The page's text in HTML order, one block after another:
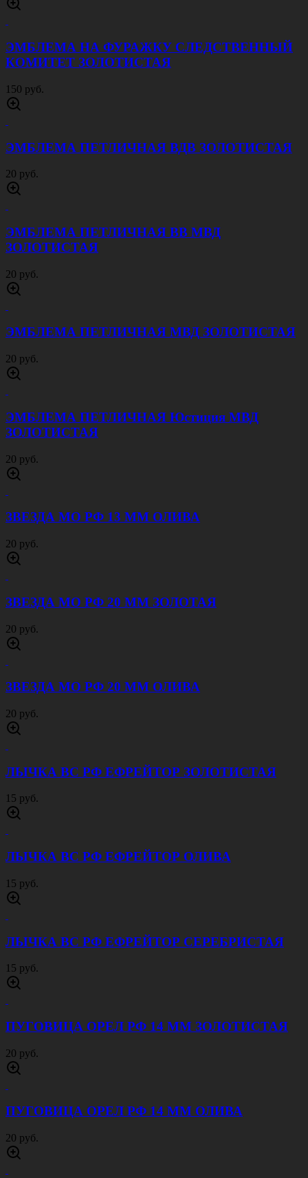
ЭМБЛЕМА НА ФУРАЖКУ СЛЕДСТВЕННЫЙ
КОМИТЕТ ЗОЛОТИСТАЯ
150 руб.
ЭМБЛЕМА ПЕТЛИЧНАЯ ВДВ ЗОЛОТИСТАЯ
20 руб.
ЭМБЛЕМА ПЕТЛИЧНАЯ ВВ МВД
ЗОЛОТИСТАЯ
20 руб.
ЭМБЛЕМА ПЕТЛИЧНАЯ МВД ЗОЛОТИСТАЯ
20 руб.
ЭМБЛЕМА ПЕТЛИЧНАЯ Юстиция МВД
ЗОЛОТИСТАЯ
20 руб.
ЗВЕЗДА МО РФ 13 ММ ОЛИВА
20 руб.
ЗВЕЗДА МО РФ 20 ММ ЗОЛОТАЯ
20 руб.
ЗВЕЗДА МО РФ 20 ММ ОЛИВА
20 руб.
ЛЫЧКА ВС РФ ЕФРЕЙТОР ЗОЛОТИСТАЯ
15 руб.
ЛЫЧКА ВС РФ ЕФРЕЙТОР ОЛИВА
15 руб.
ЛЫЧКА ВС РФ ЕФРЕЙТОР СЕРЕБРИСТАЯ
15 руб.
ПУГОВИЦА ОРЕЛ РФ 14 ММ ЗОЛОТИСТАЯ
20 руб.
ПУГОВИЦА ОРЕЛ РФ 14 ММ ОЛИВА
20 руб.